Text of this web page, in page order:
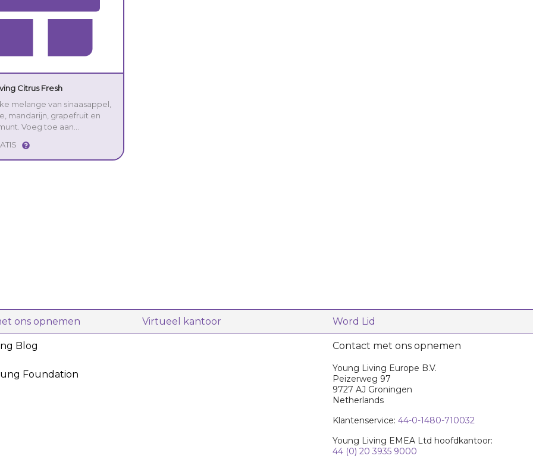
Citrus Fresh
melange van sinaasappel,
mandarijn, grapefruit en
Voeg toe aan
verzorgen. De
een groenblijvende
gezonder uitzien.</li></ul>
ons opnemen Virtueel kantoor Word Lid
Blog
Foundation
Contact met ons opnemen
Young Living Europe B.V.
Peizerweg 97
9727 AJ Groningen
Netherlands
Klantenservice: 44-0-1480-710032
Young Living EMEA Ltd hoofdkantoor:
44 (0) 20 3935 9000